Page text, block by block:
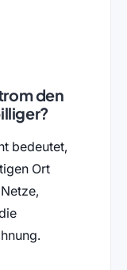
den
bedeutet,
Ort